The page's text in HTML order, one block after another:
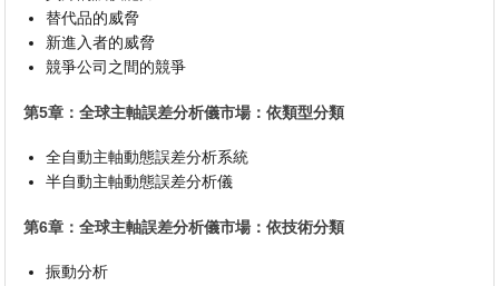
替代品的威脅
新進入者的威脅
競爭公司之間的競爭
第5章：全球主軸誤差分析儀市場：依類型分類
全自動主軸動態誤差分析系統
半自動主軸動態誤差分析儀
第6章：全球主軸誤差分析儀市場：依技術分類
振動分析